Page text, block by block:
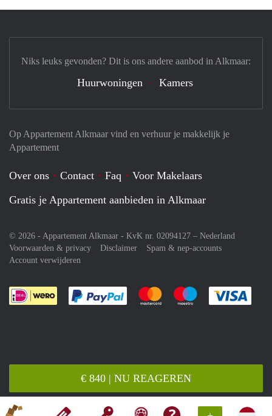
€ 840 | NU REAGEREN
Op Appartement Alkmaar vind en verhuur je makkelijk je
Appartement
Over ons Contact Faq
Voor Makelaars
Gratis je Appartement aanbieden in Alkmaar
© 2026 - Appartement Alkmaar - KvK nr. 02094127 – Nederland
Voorwaarden & privacy
Disclaimer
Spam & nep-accounts
Account verwijderen
Je rekent gemakkelijk af met Paypal
Je rekent gemakkelijk af met
Je rekent
Niks leuks gevonden? Dit is ons andere aanbod in Alkmaar:
Huurwoningen Kamers